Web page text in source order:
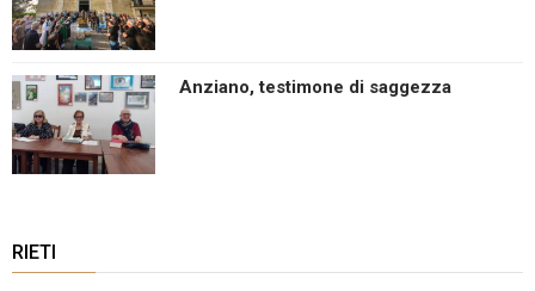
Anziano, testimone di saggezza
RIETI